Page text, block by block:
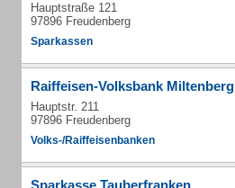
Hauptstraße 121
97896 Freudenberg
Sparkassen
Raiffeisen-Volksbank Miltenberg
Hauptstr. 211
97896 Freudenberg
Volks-/Raiffeisenbanken
Sparkasse Tauberfranken